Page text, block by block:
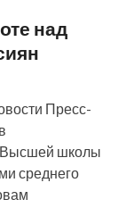
над
Пресс-
Высшей школы
среднего